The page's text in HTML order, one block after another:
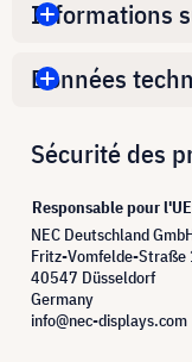
Informations
Données
Sécurité des
Responsable pour l'UE
NEC Deutschland
Fritz-Vomfelde-Straße
40547 Düsseldorf
Germany
info@nec-displays.com